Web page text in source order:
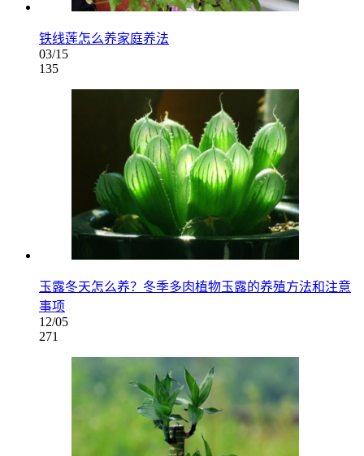
铁线莲怎么养家庭养法
03/15
135
玉露冬天怎么养？冬季多肉植物玉露的养殖方法和注意
事项
12/05
271